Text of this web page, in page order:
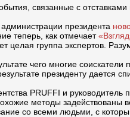
связанные с
президента
теперь, как отмечает
целая группа экспертов.
чего многие
президенту дается
PRUFFI и
методы
со всеми людьми, с